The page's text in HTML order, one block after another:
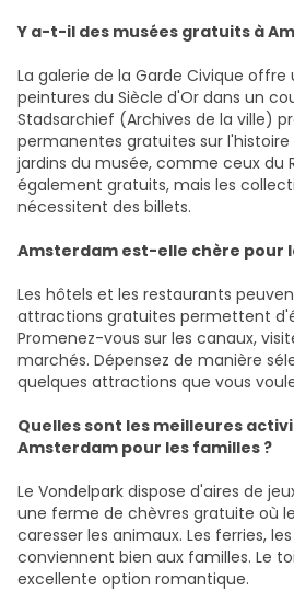
Y a-t-il des musées gratuits à
La galerie de la Garde Civique
peintures du Siècle d'Or dans un
Stadsarchief (Archives de la ville)
permanentes gratuites sur l'histoire
jardins du musée, comme ceux du
également gratuits, mais les
nécessitent des billets.
Amsterdam est-elle chère pour
Les hôtels et les restaurants
attractions gratuites permettent
Promenez-vous sur les canaux,
marchés. Dépensez de manière
quelques attractions que vous
Quelles sont les meilleures
Amsterdam pour les familles ?
Le Vondelpark dispose d'aires de
une ferme de chèvres gratuite où
caresser les animaux. Les ferries,
conviennent bien aux familles. Le
excellente option romantique.